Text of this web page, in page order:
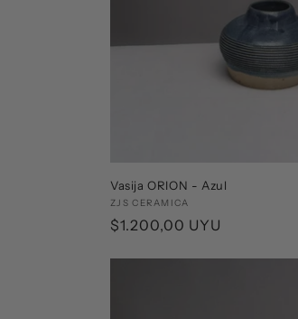
Vasija ORION - Azul
Proveedor:
ZJS CERAMICA
Precio
$1.200,00 UYU